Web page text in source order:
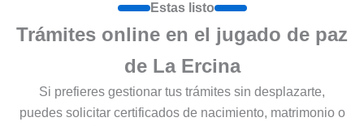
Estas listo
Trámites online en el jugado de paz
de La Ercina
Si prefieres gestionar tus trámites sin desplazarte,
puedes solicitar certificados de nacimiento, matrimonio o